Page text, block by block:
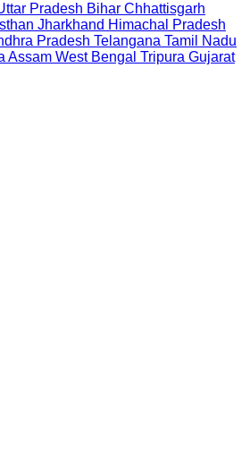
Pradesh Bihar Chhattisgarh
Jharkhand Himachal Pradesh
Pradesh Telangana Tamil Nadu
Assam West Bengal Tripura Gujarat